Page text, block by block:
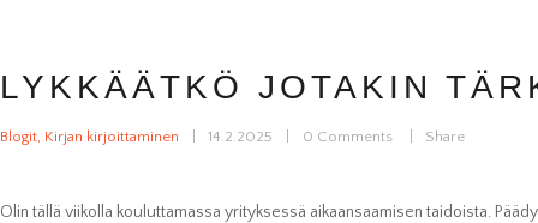
LYKKÄÄTKÖ JOTAKIN
Blogit, Kirjan kirjoittaminen 14.2.2025 0 Comments Share
Olin tällä viikolla kouluttamassa yrityksessä aikaansaamisen taidoista.